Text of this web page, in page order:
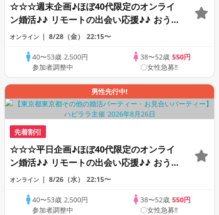
☆☆☆週末企画♪ほぼ40代限定のオンライ
ン婚活♪♪ リモートの出会い応援♪♪ おう
ちで乾杯しませんか♪♪ ☆全国の方が対象
PARTY!!
オンライン 8/28（金） 22:15〜
40〜53歳 2,500円
参加者調整中
38〜52歳 550円
〇女性急募‼
男性先行中!
先着割引
☆☆☆平日企画♪ほぼ40代限定のオンライ
ン婚活♪♪ リモートの出会い応援♪♪ おう
ちで乾杯しませんか♪♪ ☆全国の方が対象
PARTY!!
オンライン 8/26（水） 22:15〜
40〜53歳 2,500円
参加者調整中
38〜52歳 550円
〇女性急募‼